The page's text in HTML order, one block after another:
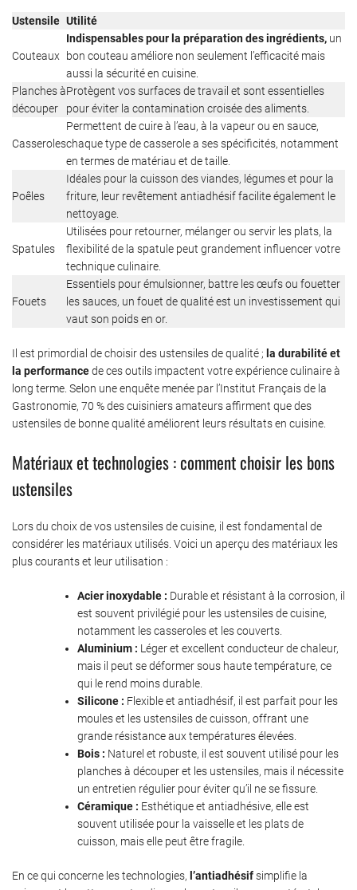
Ustensile Utilité
Couteaux
Indispensables pour la préparation des ingrédients, un
bon couteau améliore non seulement l’efficacité mais
aussi la sécurité en cuisine.
Planches à
découper
Protègent vos surfaces de travail et sont essentielles
pour éviter la contamination croisée des aliments.
Casseroles
Permettent de cuire à l’eau, à la vapeur ou en sauce,
chaque type de casserole a ses spécificités, notamment
en termes de matériau et de taille.
Poêles
Idéales pour la cuisson des viandes, légumes et pour la
friture, leur revêtement antiadhésif facilite également le
nettoyage.
Spatules
Utilisées pour retourner, mélanger ou servir les plats, la
flexibilité de la spatule peut grandement influencer votre
technique culinaire.
Fouets
Essentiels pour émulsionner, battre les œufs ou fouetter
les sauces, un fouet de qualité est un investissement qui
vaut son poids en or.
Il est primordial de choisir des ustensiles de qualité ; la durabilité et
la performancede ces outils impactent votre expérience culinaire à
long terme. Selon une enquête menée par l’Institut Français de la
Gastronomie, 70 % des cuisiniers amateurs affirment que des
ustensiles de bonne qualité améliorent leurs résultats en cuisine.
Matériaux et technologies : comment choisir les bons
ustensiles
Lors du choix de vos ustensiles de cuisine, il est fondamental de
considérer les matériaux utilisés. Voici un aperçu des matériaux les
plus courants et leur utilisation :
Acier inoxydable : Durable et résistant à la corrosion, il
est souvent privilégié pour les ustensiles de cuisine,
notamment les casseroles et les couverts.
Aluminium : Léger et excellent conducteur de chaleur,
mais il peut se déformer sous haute température, ce
qui le rend moins durable.
Silicone : Flexible et antiadhésif, il est parfait pour les
moules et les ustensiles de cuisson, offrant une
grande résistance aux températures élevées.
Bois : Naturel et robuste, il est souvent utilisé pour les
planches à découper et les ustensiles, mais il nécessite
un entretien régulier pour éviter qu’il ne se fissure.
Céramique : Esthétique et antiadhésive, elle est
souvent utilisée pour la vaisselle et les plats de
cuisson, mais elle peut être fragile.
En ce qui concerne les technologies, l’antiadhésifsimplifie la